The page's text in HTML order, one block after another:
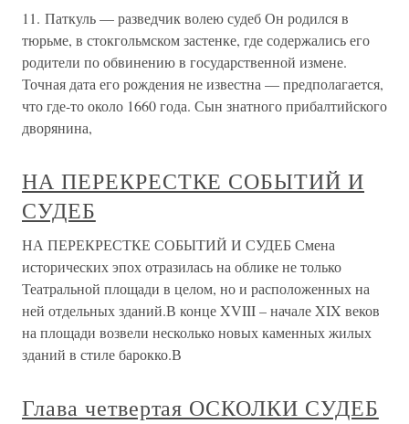
11. Паткуль — разведчик волею судеб Он родился в
тюрьме, в стокгольмском застенке, где содержались его
родители по обвинению в государственной измене.
Точная дата его рождения не известна — предполагается,
что где-то около 1660 года. Сын знатного прибалтийского
дворянина,
НА ПЕРЕКРЕСТКЕ СОБЫТИЙ И
СУДЕБ
НА ПЕРЕКРЕСТКЕ СОБЫТИЙ И СУДЕБ Смена
исторических эпох отразилась на облике не только
Театральной площади в целом, но и расположенных на
ней отдельных зданий.В конце XVIII – начале XIX веков
на площади возвели несколько новых каменных жилых
зданий в стиле барокко.В
Глава четвертая ОСКОЛКИ СУДЕБ